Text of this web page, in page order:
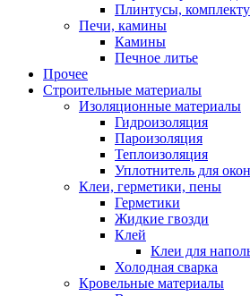
Плинтусы,
Печи, камины
Камины
Печное литье
Прочее
Строительные материалы
Изоляционные материалы
Гидроизоляция
Пароизоляция
Теплоизоляция
Уплотнитель для окон
Клеи, герметики, пены
Герметики
Жидкие гвозди
Клей
Клеи для
Холодная сварка
Кровельные материалы